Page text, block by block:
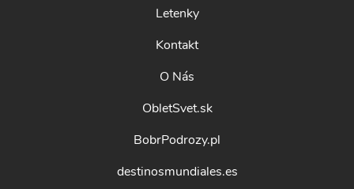
Letenky
Kontakt
O Nás
ObletSvet.sk
BobrPodrozy.pl
destinosmundiales.es